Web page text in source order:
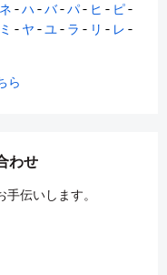
ネ -ハ -バ-パ- ヒ - ピ-
ミ - ヤ -ユ - ラ - リ - レ -
ら
わせ
伝いします。